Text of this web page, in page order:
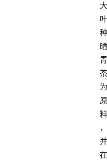
大
叶
种
晒
青
茶
为
原
料
，
并
在